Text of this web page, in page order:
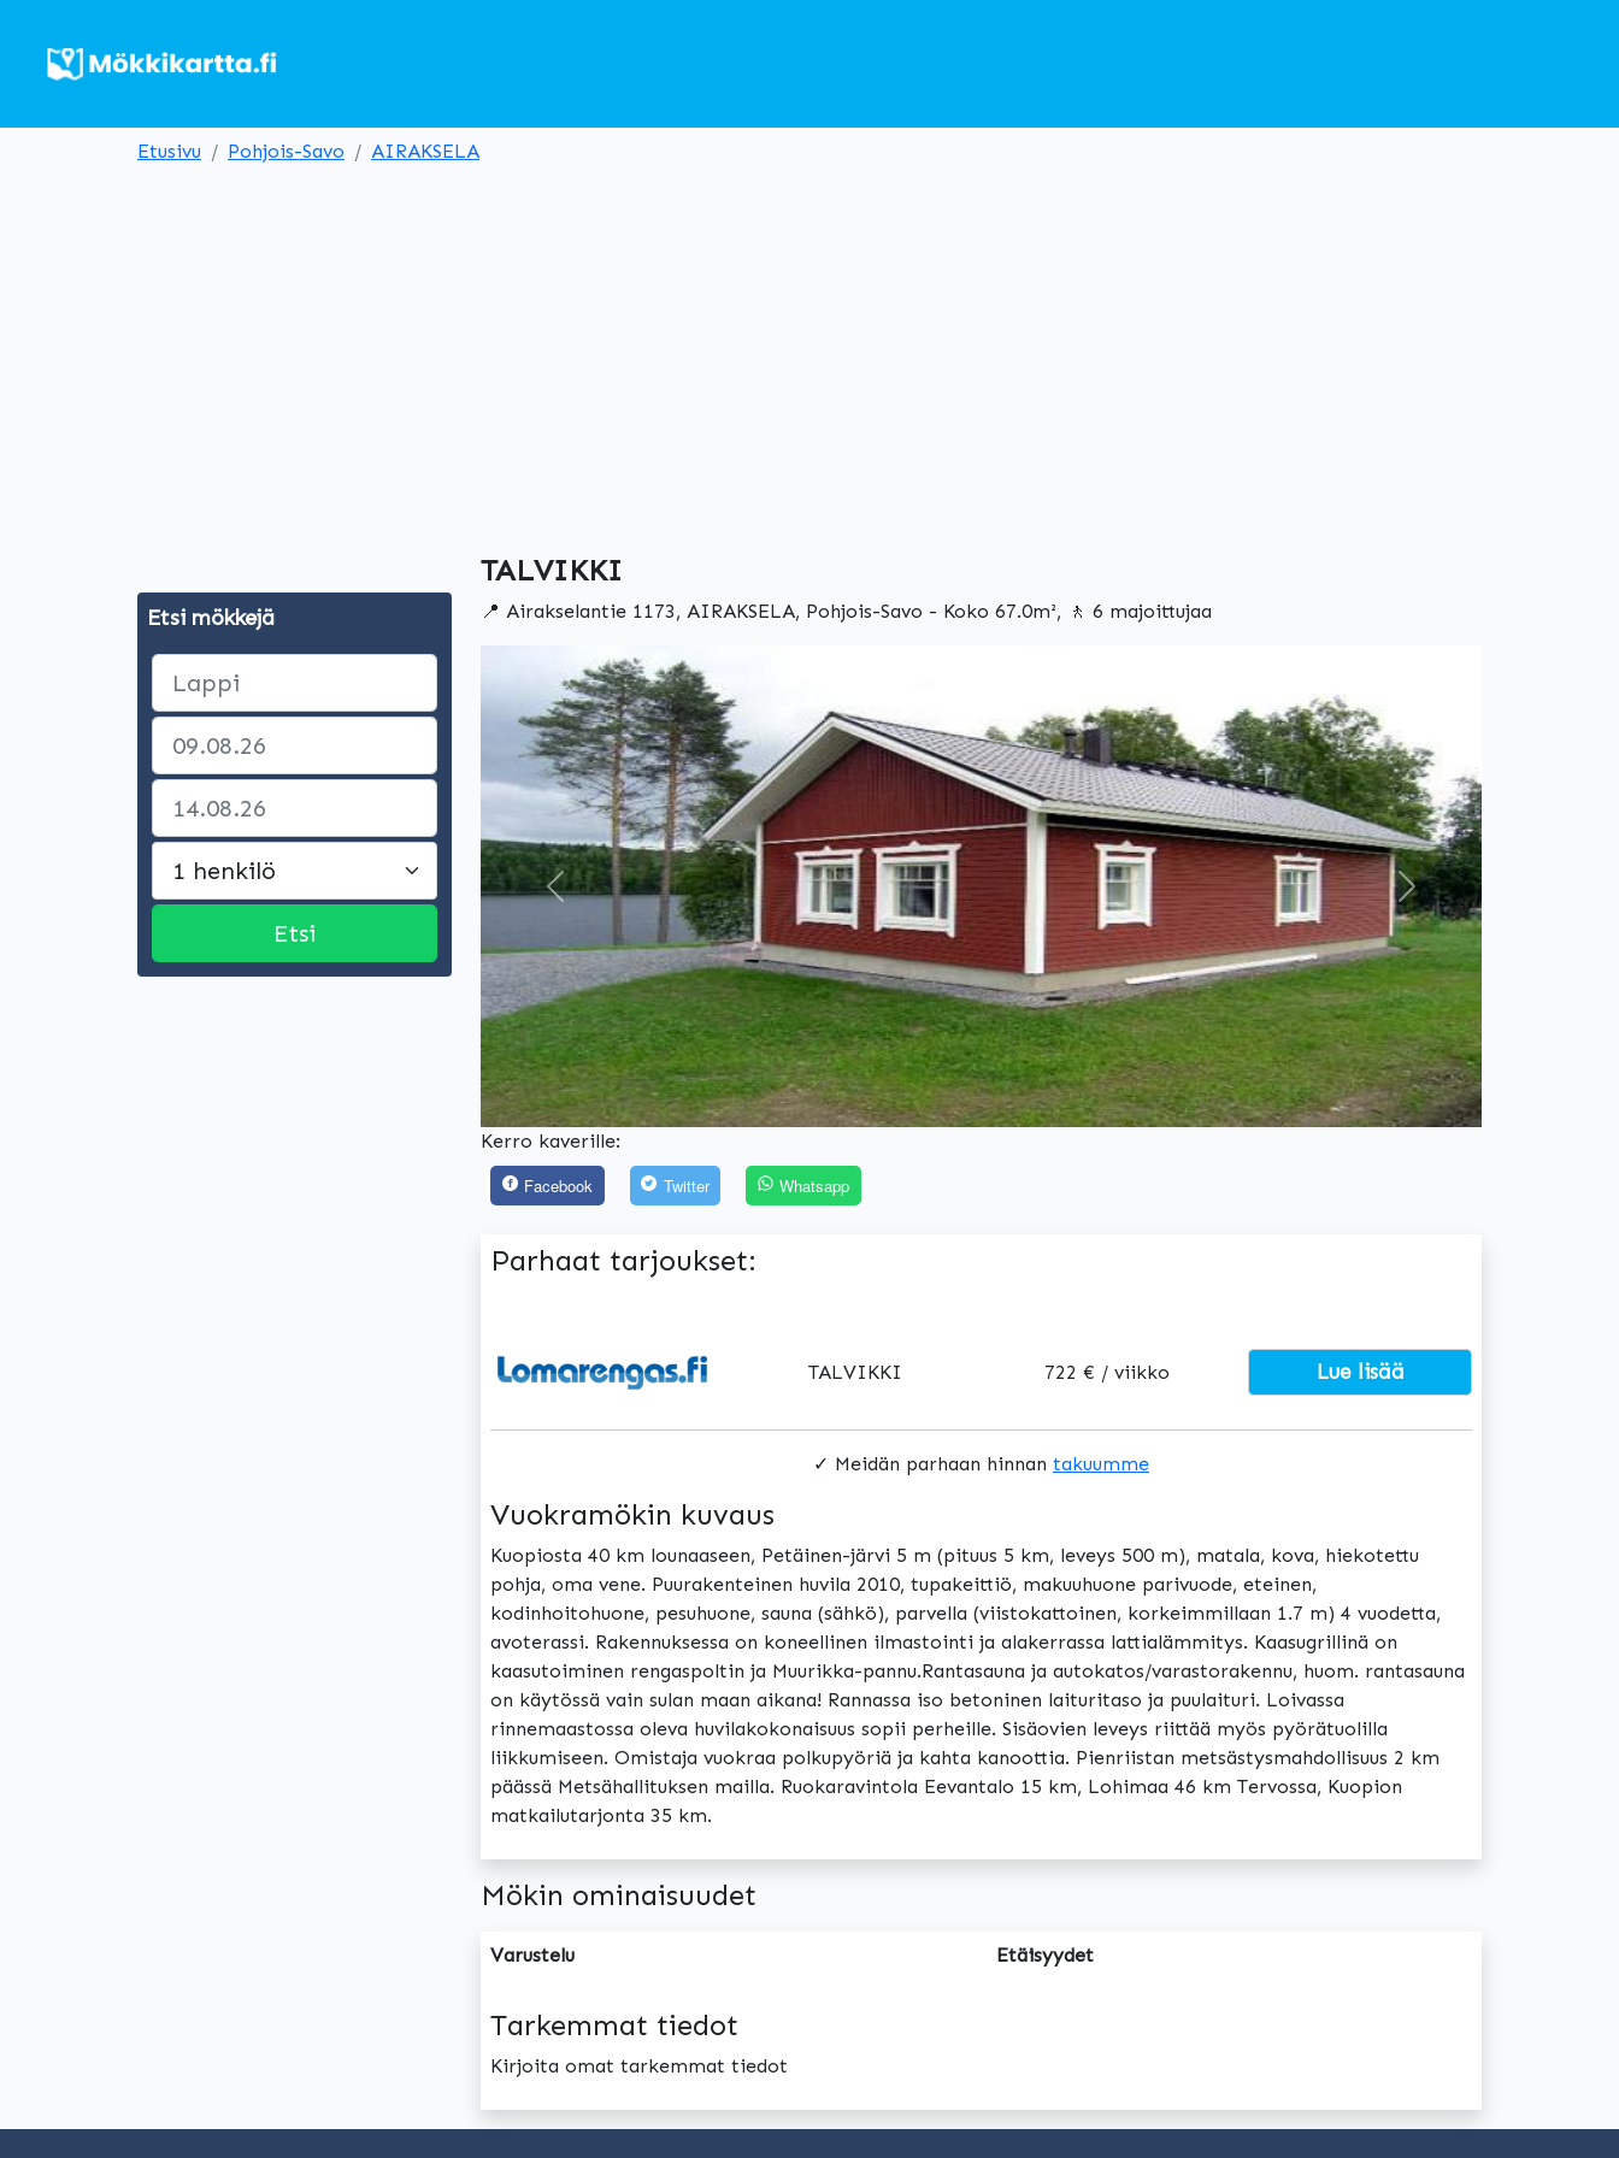
Etusivu Pohjois-Savo AIRAKSELA
Etsi mökkejä
TALVIKKI
📍 Airakselantie 1173, AIRAKSELA, Pohjois-Savo - Koko 67.0m², 🚶 6 majoittujaa
Edellinen Seuraava
Kerro kaverille:
Facebook
Twitter Whatsapp
Parhaat tarjoukset:
TALVIKKI 722 € / viikko Lue lisää
✓ Meidän parhaan hinnan takuumme
Vuokramökin kuvaus
Kuopiosta 40 km lounaaseen, Petäinen-järvi 5 m (pituus 5 km, leveys 500 m), matala, kova, hiekotettu
pohja, oma vene. Puurakenteinen huvila 2010, tupakeittiö, makuuhuone parivuode, eteinen,
kodinhoitohuone, pesuhuone, sauna (sähkö), parvella (viistokattoinen, korkeimmillaan 1.7 m) 4 vuodetta,
avoterassi. Rakennuksessa on koneellinen ilmastointi ja alakerrassa lattialämmitys. Kaasugrillinä on
kaasutoiminen rengaspoltin ja Muurikka-pannu.Rantasauna ja autokatos/varastorakennu, huom. rantasauna
on käytössä vain sulan maan aikana! Rannassa iso betoninen laituritaso ja puulaituri. Loivassa
rinnemaastossa oleva huvilakokonaisuus sopii perheille. Sisäovien leveys riittää myös pyörätuolilla
liikkumiseen. Omistaja vuokraa polkupyöriä ja kahta kanoottia. Pienriistan metsästysmahdollisuus 2 km
päässä Metsähallituksen mailla. Ruokaravintola Eevantalo 15 km, Lohimaa 46 km Tervossa, Kuopion
matkailutarjonta 35 km.
Mökin ominaisuudet
Varustelu Etäisyydet
Tarkemmat tiedot
Kirjoita omat tarkemmat tiedot